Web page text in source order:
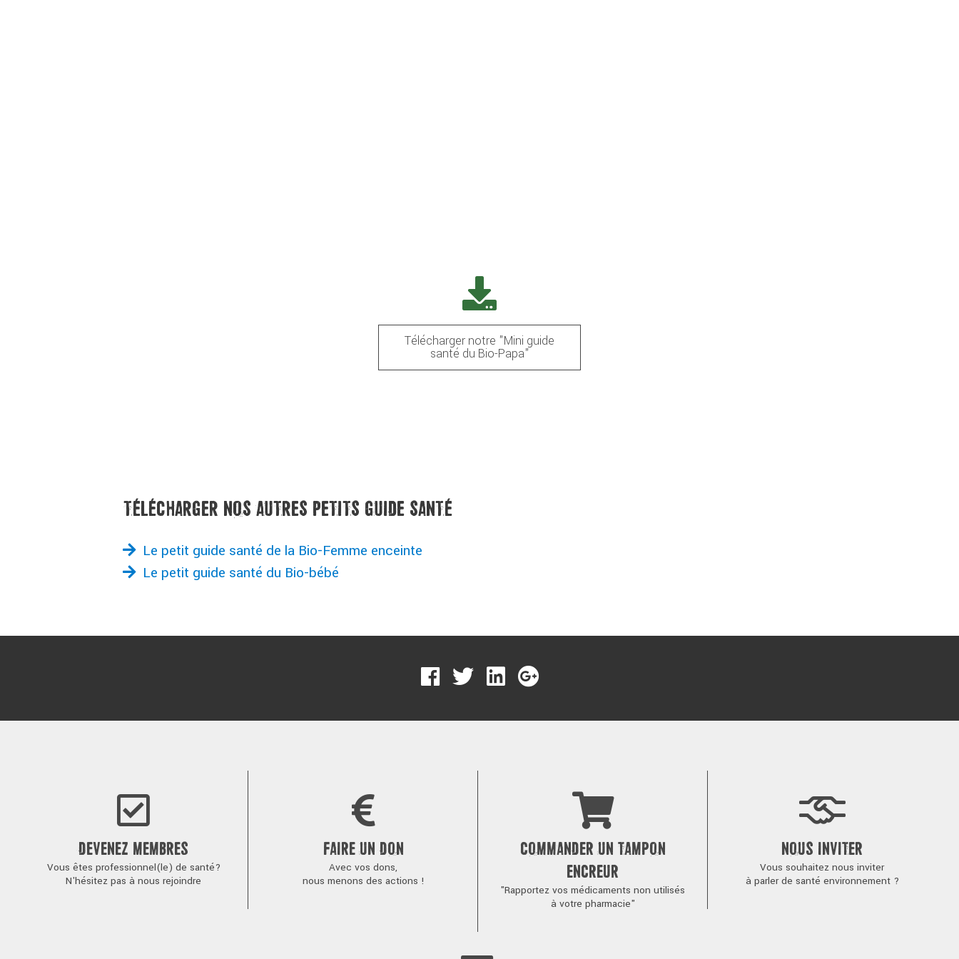
Télécharger notre "Mini guide
santé du Bio-Papa"
TÉLÉCHARGER NOS AUTRES PETITS GUIDE SANTÉ
Le petit guide santé de la Bio-Femme enceinte
Le petit guide santé du Bio-bébé
DEVENEZ MEMBRES
Vous êtes professionnel(le) de santé?
N'hésitez pas à nous rejoindre
FAIRE UN DON
Avec vos dons,
nous menons des actions !
COMMANDER UN TAMPON
ENCREUR
"Rapportez vos médicaments non utilisés
à votre pharmacie"
NOUS INVITER
Vous souhaitez nous inviter
à parler de santé environnement ?